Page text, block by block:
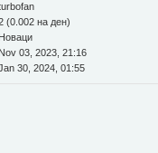
(0.002 на ден)
Новаци
Nov 03, 2023, 21:16
30, 2024, 01:55